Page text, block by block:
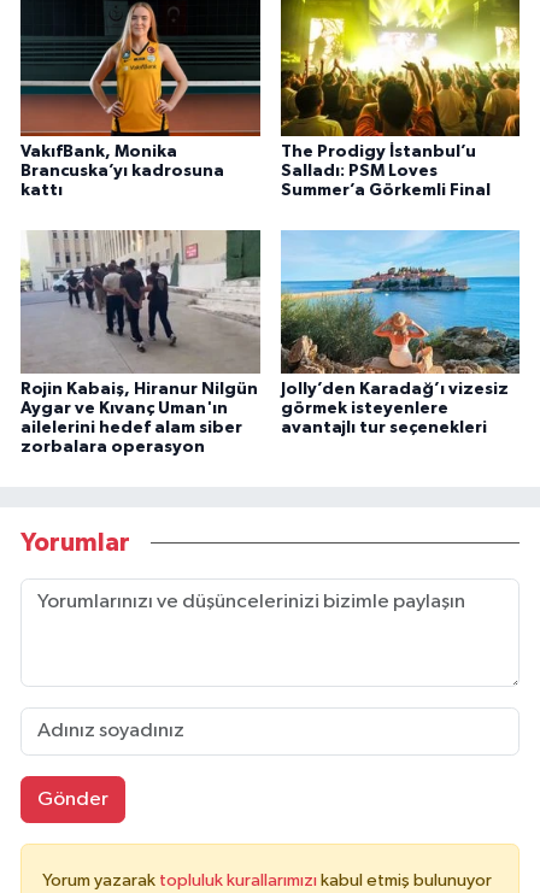
VakıfBank, Monika
Brancuska’yı kadrosuna
kattı
The Prodigy İstanbul’u
Salladı: PSM Loves
Summer’a Görkemli Final
Rojin Kabaiş, Hiranur Nilgün
Aygar ve Kıvanç Uman'ın
ailelerini hedef alam siber
zorbalara operasyon
Jolly’den Karadağ’ı vizesiz
görmek isteyenlere
avantajlı tur seçenekleri
Yorumlar
Gönder
Yorum yazarak topluluk kurallarımızı kabul etmiş bulunuyor